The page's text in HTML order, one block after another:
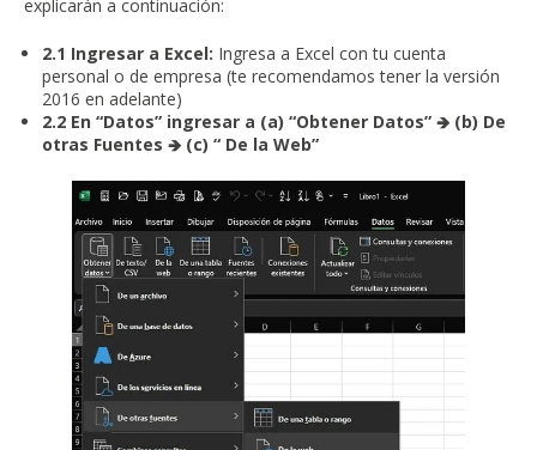
explicarán a continuación:
2.1 Ingresar a Excel: Ingresa a Excel con tu cuenta
personal o de empresa (te recomendamos tener la versión
2016 en adelante)
2.2 En “Datos” ingresar a (a) “Obtener Datos” 🡺 (b) De
otras Fuentes 🡺 (c) “ De la Web”